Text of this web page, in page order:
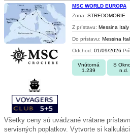
MSC WORLD EUROPA
Zona: STREDOMORIE
Z prístavu: Messina Italy
Do prístavu: Messina
Odchod: 01/09/2026
Vnútorná
1.239
S
n.d.
Všetky ceny sú uvádzané vrátane
servisných poplatkov. Vytvorte si